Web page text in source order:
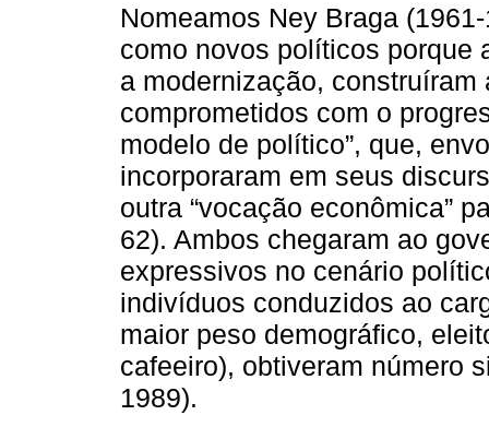
Nomeamos Ney Braga
como novos políticos porque
a modernização, construíram
comprometidos com o
modelo de político”, que,
incorporaram em seus
outra “vocação econômica”
62). Ambos chegaram ao
expressivos no cenário
indivíduos conduzidos ao
maior peso demográfico,
cafeeiro), obtiveram número
1989).